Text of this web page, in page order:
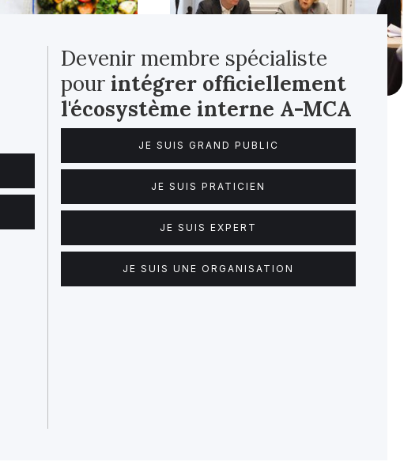
Devenir membre spécialiste
pour intégrer officiellement
l'écosystème interne A-MCA
JE SUIS GRAND PUBLIC
JE SUIS PRATICIEN
JE SUIS EXPERT
JE SUIS UNE ORGANISATION